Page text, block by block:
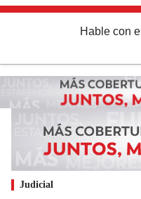
Hable con el
Judicial